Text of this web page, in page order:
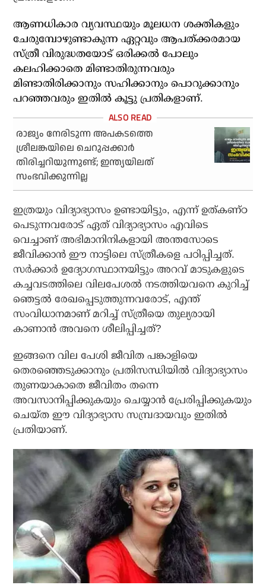
ആണധികാര വ്യവസ്ഥയും മൂലധന ശക്തികളും
ചേരുമ്പോഴുണ്ടാകുന്ന ഏറ്റവും ആപത്ക്കരമായ
സ്ത്രീ വിരുദ്ധതയോട് ഒരിക്കല്‍ പോലും
കലഹിക്കാതെ മിണ്ടാതിരുന്നവരും
മിണ്ടാതിരിക്കാനും സഹിക്കാനും പൊറുക്കാനും
പറഞ്ഞവരും ഇതില്‍ കൂട്ടു പ്രതികളാണ്.
രാജ്യം നേരിടുന്ന അപകടത്തെ
ശ്രീലങ്കയിലെ ചെറുപ്പക്കാര്‍
തിരിച്ചറിയുന്നുണ്ട്; ഇന്ത്യയിലത്
സംഭവിക്കുന്നില്ല
ഇത്രയും വിദ്യാഭ്യാസം ഉണ്ടായിട്ടും, എന്ന് ഉത്കണ്ഠ
പെടുന്നവരോട് ഏത് വിദ്യാഭ്യാസം എവിടെ
വെച്ചാണ് അഭിമാനിനികളായി അന്തസോടെ
ജീവിക്കാന്‍ ഈ നാട്ടിലെ സ്ത്രീകളെ പഠിപ്പിച്ചത്.
സര്‍ക്കാര്‍ ഉദ്യോഗസ്ഥാനയിട്ടും അറവ് മാടുകളുടെ
കച്ചവടത്തിലെ വിലപേശല്‍ നടത്തിയവനെ കുറിച്ച്
ഞെട്ടല്‍ രേഖപ്പെടുത്തുന്നവരോട്, എന്ത്
സംവിധാനമാണ് മറിച്ച് സ്ത്രീയെ തുല്യരായി
കാണാന്‍ അവനെ ശീലിപ്പിച്ചത്?
ഇങ്ങനെ വില പേശി ജീവിത പങ്കാളിയെ
തെരഞ്ഞെടുക്കാനും പ്രതിസന്ധിയില്‍ വിദ്യാഭ്യാസം
തുണയാകാതെ ജീവിതം തന്നെ
അവസാനിപ്പിക്കുകയും ചെയ്യാന്‍ പ്രേരിപ്പിക്കുകയും
ചെയ്ത ഈ വിദ്യാഭ്യാസ സമ്പ്രദായവും ഇതില്‍
പ്രതിയാണ്.